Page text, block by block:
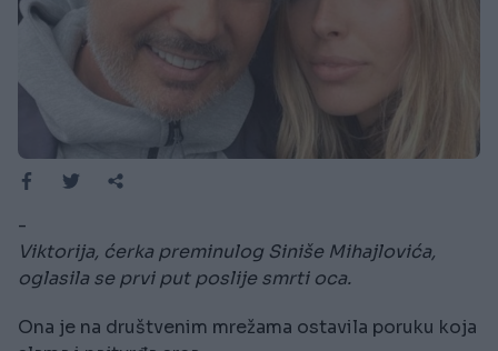
-
Viktorija, ćerka preminulog Siniše Mihajlovića,
oglasila se prvi put poslije smrti oca.
Ona je na društvenim mrežama ostavila poruku koja